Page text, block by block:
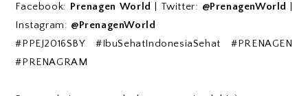
Facebook: Prenagen World | Twitter: @PrenagenWorld
Instagram: @PrenagenWorld
#PPEJ2016SBY #IbuSehatIndonesiaSehat #PRENAGEN
#PRENAGRAM